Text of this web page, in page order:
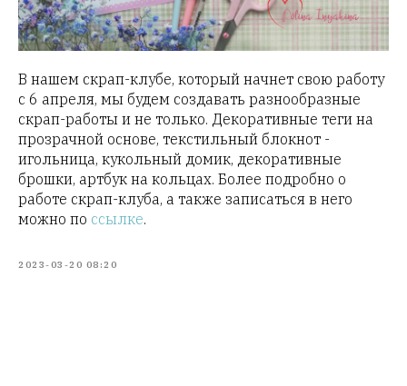
В нашем скрап-клубе, который начнет свою работу
с 6 апреля, мы будем создавать разнообразные
скрап-работы и не только. Декоративные теги на
прозрачной основе, текстильный блокнот -
игольница, кукольный домик, декоративные
брошки, артбук на кольцах. Более подробно о
работе скрап-клуба, а также записаться в него
можно по ссылке.
2023-03-20 08:20